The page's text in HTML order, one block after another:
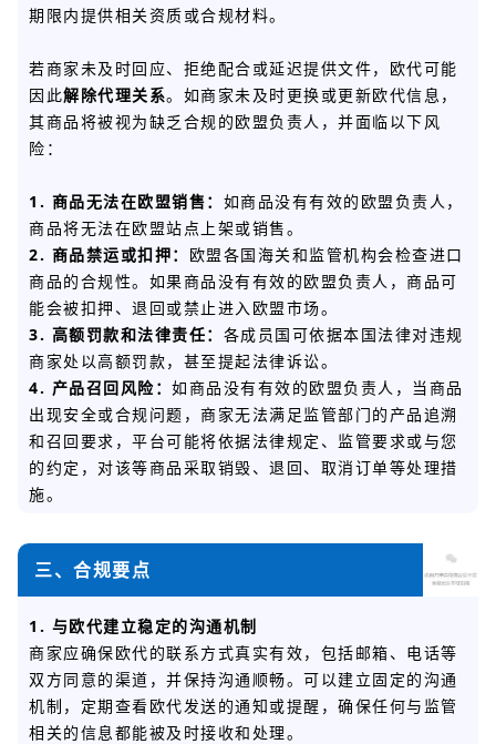
期限内提供相关资质或合规材料。
若商家未及时回应、拒绝配合或延迟提供文件，欧代可能
因此解除代理关系。如商家未及时更换或更新欧代信息，
其商品将被视为缺乏合规的欧盟负责人，并面临以下风
险：
1. 商品无法在欧盟销售： 如商品没有有效的欧盟负责人，
商品将无法在欧盟站点上架或销售。
2. 商品禁运或扣押： 欧盟各国海关和监管机构会检查进口
商品的合规性。如果商品没有有效的欧盟负责人，商品可
能会被扣押、退回或禁止进入欧盟市场。
3. 高额罚款和法律责任： 各成员国可依据本国法律对违规
商家处以高额罚款，甚至提起法律诉讼。
4. 产品召回风险： 如商品没有有效的欧盟负责人，当商品
出现安全或合规问题，商家无法满足监管部门的产品追溯
和召回要求，平台可能将依据法律规定、监管要求或与您
的约定，对该等商品采取销毁、退回、取消订单等处理措
施。
三、合规要点
1. 与欧代建立稳定的沟通机制
商家应确保欧代的联系方式真实有效，包括邮箱、电话等
双方同意的渠道，并保持沟通顺畅。可以建立固定的沟通
机制，定期查看欧代发送的通知或提醒，确保任何与监管
相关的信息都能被及时接收和处理。